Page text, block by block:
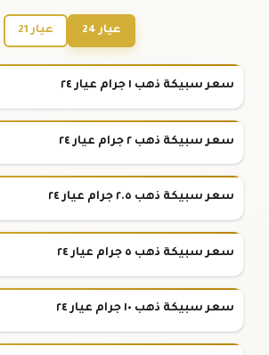
عيار 24 عيار 21
سعر سبيكة ذهب ١ جرام عيار ٢٤
سعر سبيكة ذهب ٢ جرام عيار ٢٤
سعر سبيكة ذهب ٢.٥ جرام عيار ٢٤
سعر سبيكة ذهب ٥ جرام عيار ٢٤
سعر سبيكة ذهب ١٠ جرام عيار ٢٤